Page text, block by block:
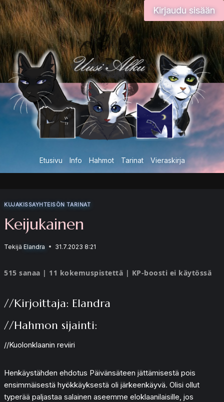
Siirry
sisältöön
Kirjaudu sisään
Etusivu Info Hahmot Tarinat Vieraskirja
KUJAKISSAYHTEISÖN TARINAT
Keijukainen
Tekijä Elandra 31.7.2023 8:21
515 sanaa | 11 kokemuspistettä | KP-boosti ei käytössä
//Kirjoittaja: Elandra
//Hahmon sijainti:
//Kuolonklaanin reviiri
Henkäystähden ehdotus Päivänsäteen jättämisestä pois
ensimmäisestä hyökkäyksestä oli järkeenkäyvä. Olisi ollut
typerää paljastaa salainen aseemme eloklaanilaisille, jos